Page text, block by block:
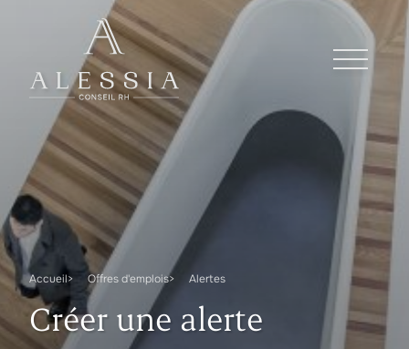
Accueil Offres d'emplois Alertes
Créer une alerte